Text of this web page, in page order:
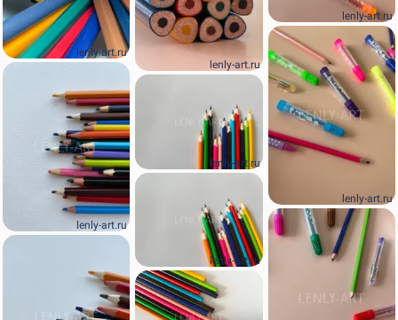
lenly-art.ru
lenly-art.ru
lenly-art.ru
lenly-art.ru
lenly-art.ru
lenly-art.ru
lenly-art.ru